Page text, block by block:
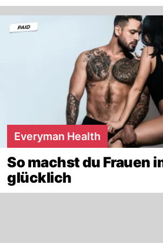
Everyman Health
So machst du Frauen
glücklich